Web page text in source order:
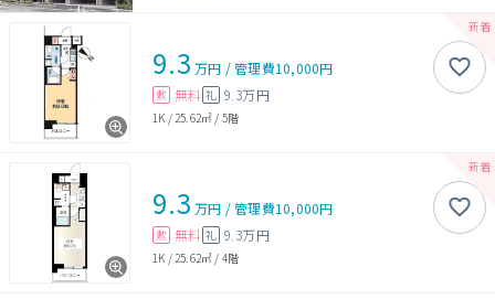
9.3 万円 /管理費10,000円
敷 無料 礼 9.3万円
1K / 25.62㎡ / 5階
9.3 万円 /管理費10,000円
敷 無料 礼 9.3万円
1K / 25.62㎡ / 4階